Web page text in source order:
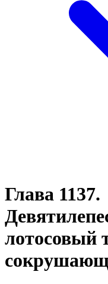
Глава 1137.
лотосовый